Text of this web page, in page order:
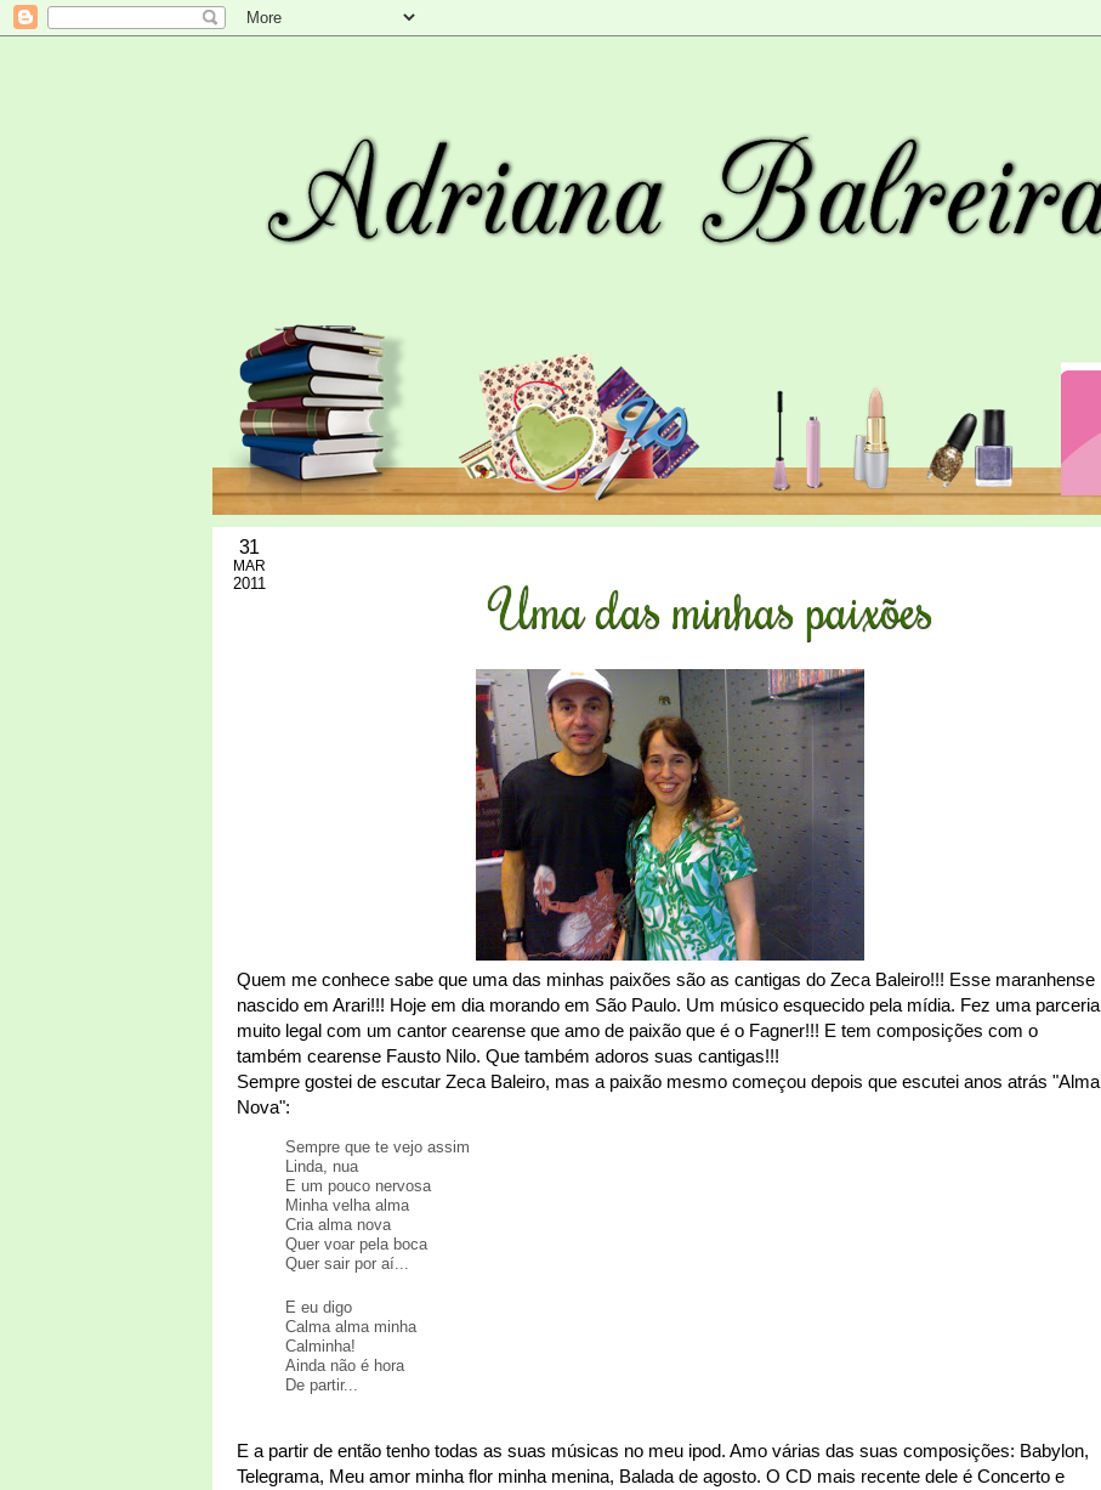
31
MAR
2011 Uma das minhas paixões
Quem me conhece sabe que uma das minhas paixões são as cantigas do Zeca Baleiro!!! Esse maranhense
nascido em Arari!!! Hoje em dia morando em São Paulo. Um músico esquecido pela mídia. Fez uma parceria
muito legal com um cantor cearense que amo de paixão que é o Fagner!!! E tem composições com o
também cearense Fausto Nilo. Que também adoros suas cantigas!!!
Sempre gostei de escutar Zeca Baleiro, mas a paixão mesmo começou depois que escutei anos atrás "Alma
Nova":
Sempre que te vejo assim
Linda, nua
E um pouco nervosa
Minha velha alma
Cria alma nova
Quer voar pela boca
Quer sair por aí...
E eu digo
Calma alma minha
Calminha!
Ainda não é hora
De partir...
E a partir de então tenho todas as suas músicas no meu ipod. Amo várias das suas composições: Babylon,
Telegrama, Meu amor minha flor minha menina, Balada de agosto. O CD mais recente dele é Concerto e